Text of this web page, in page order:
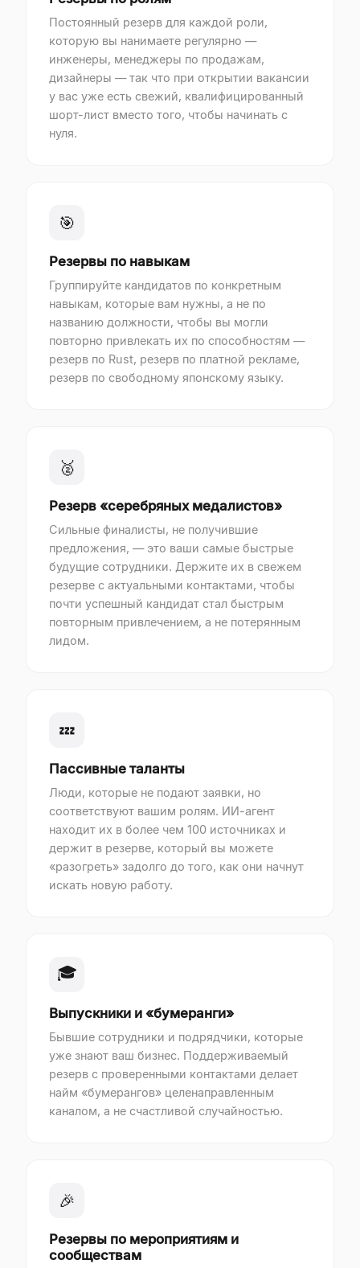
Постоянный резерв для каждой роли,
которую вы нанимаете регулярно —
инженеры, менеджеры по продажам,
дизайнеры — так что при открытии вакансии
у вас уже есть свежий, квалифицированный
шорт-лист вместо того, чтобы начинать с
нуля.
🎯
Резервы по навыкам
Группируйте кандидатов по конкретным
навыкам, которые вам нужны, а не по
названию должности, чтобы вы могли
повторно привлекать их по способностям —
резерв по Rust, резерв по платной рекламе,
резерв по свободному японскому языку.
🥈
Резерв «серебряных медалистов»
Сильные финалисты, не получившие
предложения, — это ваши самые быстрые
будущие сотрудники. Держите их в свежем
резерве с актуальными контактами, чтобы
почти успешный кандидат стал быстрым
повторным привлечением, а не потерянным
лидом.
💤
Пассивные таланты
Люди, которые не подают заявки, но
соответствуют вашим ролям. ИИ-агент
находит их в более чем 100 источниках и
держит в резерве, который вы можете
«разогреть» задолго до того, как они начнут
искать новую работу.
🎓
Выпускники и «бумеранги»
Бывшие сотрудники и подрядчики, которые
уже знают ваш бизнес. Поддерживаемый
резерв с проверенными контактами делает
найм «бумерангов» целенаправленным
каналом, а не счастливой случайностью.
🎉
Резервы по мероприятиям и
сообществам